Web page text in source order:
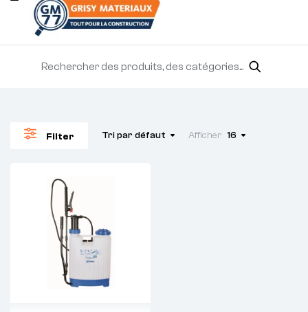
Filter Tri par défaut Afficher 16